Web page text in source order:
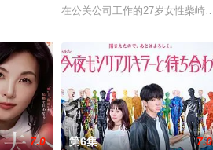
觅属于自己幸福
他们的秘密恋情， 在嫉妒、误解和被发现的
在公关公司工作的27岁女性柴崎
7.0 第6集 7.0